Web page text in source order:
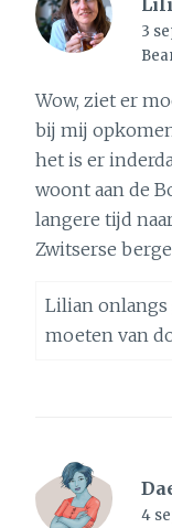
3
Wow, ziet er
bij mij
het is er
woont aan de
langere tijd
Zwitserse
Lilian onlangs
moeten van
4